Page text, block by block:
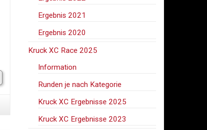
Ergebnis 2021
Ergebnis 2020
Kruck XC Race 2025
Information
Runden je nach Kategorie
Kruck XC Ergebnisse 2025
Kruck XC Ergebnisse 2023